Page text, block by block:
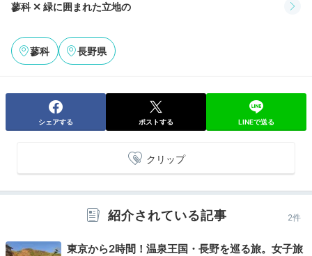
蓼科 ✕ 緑に囲まれた立地の
蓼科 長野県
シェアする ポストする LINEで送る
クリップ
紹介されている記事 2件
東京から2時間！温泉王国・長野を巡る旅。女子旅